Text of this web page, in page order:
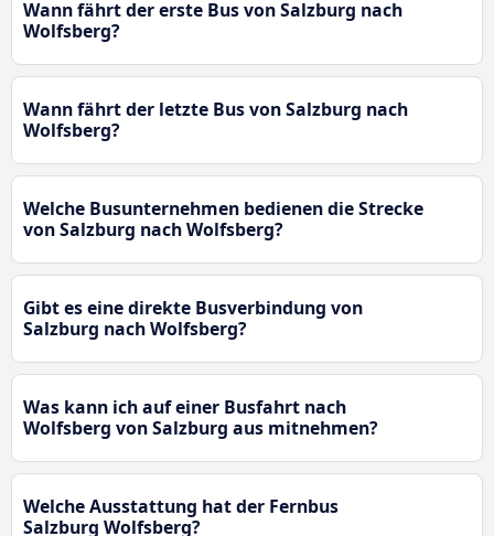
Wann fährt der erste Bus von Salzburg nach
Wolfsberg?
Wann fährt der letzte Bus von Salzburg nach
Wolfsberg?
Welche Busunternehmen bedienen die Strecke
von Salzburg nach Wolfsberg?
Gibt es eine direkte Busverbindung von
Salzburg nach Wolfsberg?
Was kann ich auf einer Busfahrt nach
Wolfsberg von Salzburg aus mitnehmen?
Welche Ausstattung hat der Fernbus
Salzburg Wolfsberg?